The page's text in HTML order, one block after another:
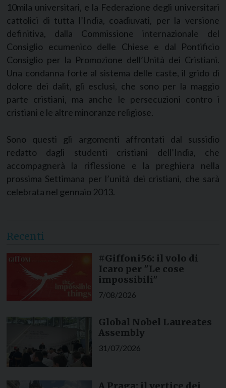
10mila universitari, e la Federazione degli universitari
cattolici di tutta l’India, coadiuvati, per la versione
definitiva, dalla Commissione internazionale del
Consiglio ecumenico delle Chiese e dal Pontificio
Consiglio per la Promozione dell’Unità dei Cristiani.
Una condanna forte al sistema delle caste, il grido di
dolore dei dalit, gli esclusi, che sono per la maggio
parte cristiani, ma anche le persecuzioni contro i
cristiani e le altre minoranze religiose.
Sono questi gli argomenti affrontati dal sussidio
redatto dagli studenti cristiani dell’India, che
accompagnerà la riflessione e la preghiera nella
prossima Settimana per l’unità dei cristiani, che sarà
celebrata nel gennaio 2013.
Recenti
#Giffoni56: il volo di
Icaro per "Le cose
impossibili"
7/08/2026
Global Nobel Laureates
Assembly
31/07/2026